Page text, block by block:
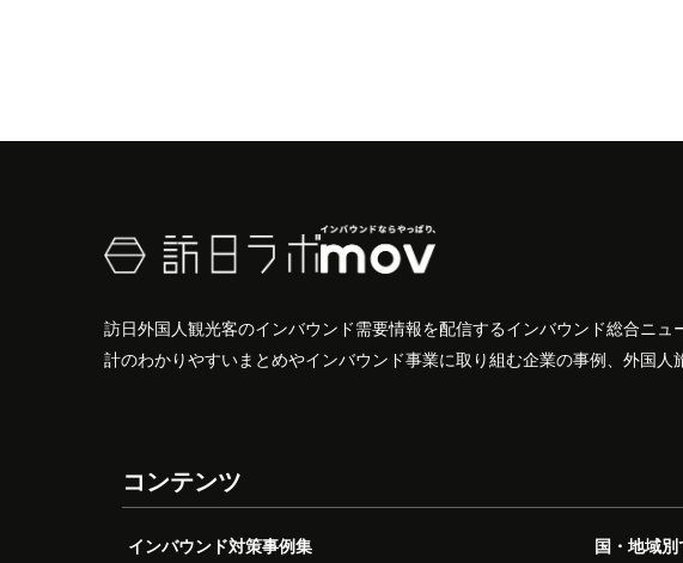
訪日外国人観光客のインバウンド需要情報を配信するインバウンド総合ニ
計のわかりやすいまとめやインバウンド事業に取り組む企業の事例、外国人
コンテンツ
インバウンド対策事例集
国・地域